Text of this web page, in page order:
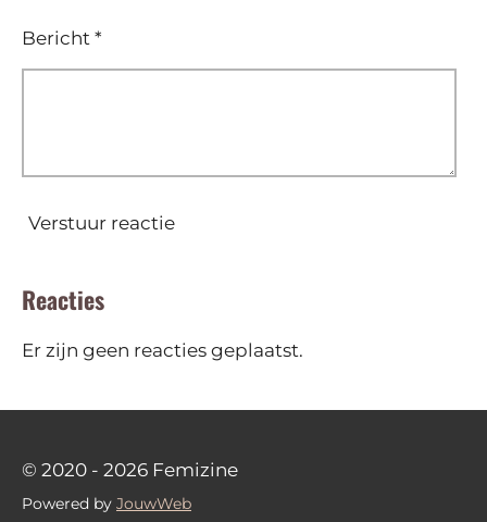
Bericht *
Verstuur reactie
Reacties
Er zijn geen reacties geplaatst.
© 2020 - 2026 Femizine
Powered by JouwWeb